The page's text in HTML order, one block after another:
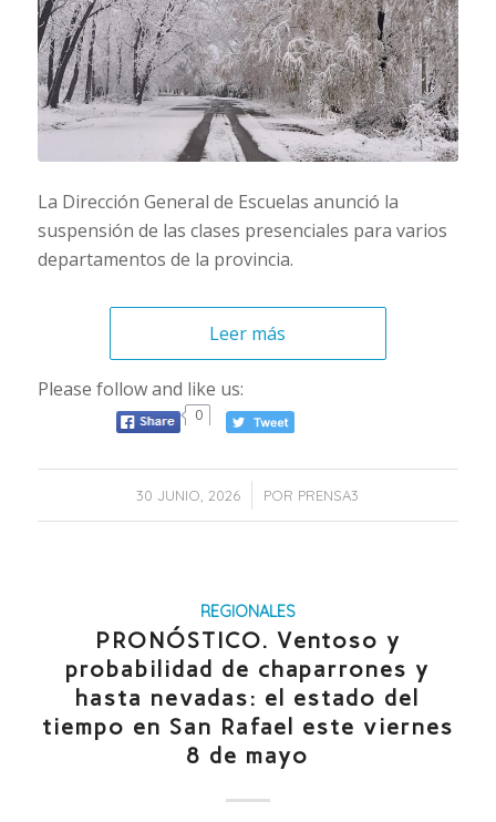
La Dirección General de Escuelas anunció la
suspensión de las clases presenciales para varios
departamentos de la provincia.
Leer más
Please follow and like us:
0
30 JUNIO, 2026
/ POR PRENSA3
REGIONALES
PRONÓSTICO. Ventoso y
probabilidad de chaparrones y
hasta nevadas: el estado del
tiempo en San Rafael este viernes
8 de mayo